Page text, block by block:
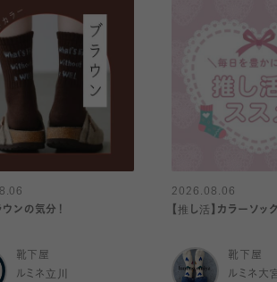
ンの気分！
靴下屋
ルミネ立川
2026.08.06
【推し活】カラーソ
靴下屋
ルミネ大